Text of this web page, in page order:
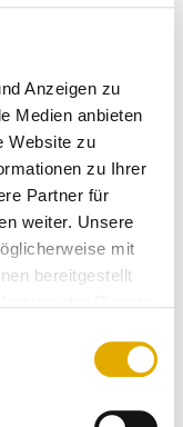
Anzeigen zu
Medien anbieten
Website zu
zu Ihrer
Partner für
weiter. Unsere
mit
bereitgestellt
sind
Kunde
07.11.2025
und
herr
haben,